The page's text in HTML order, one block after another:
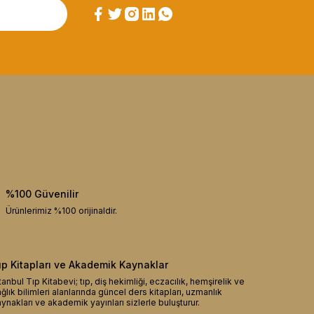
%100 Güvenilir
Ürünlerimiz %100 orijinaldir.
Kitapları ve Akademik Kaynaklar
Tıp Kitabevi; tıp, diş hekimliği, eczacılık, hemşirelik ve
bilimleri alanlarında güncel ders kitapları, uzmanlık
ve akademik yayınları sizlerle buluşturur.